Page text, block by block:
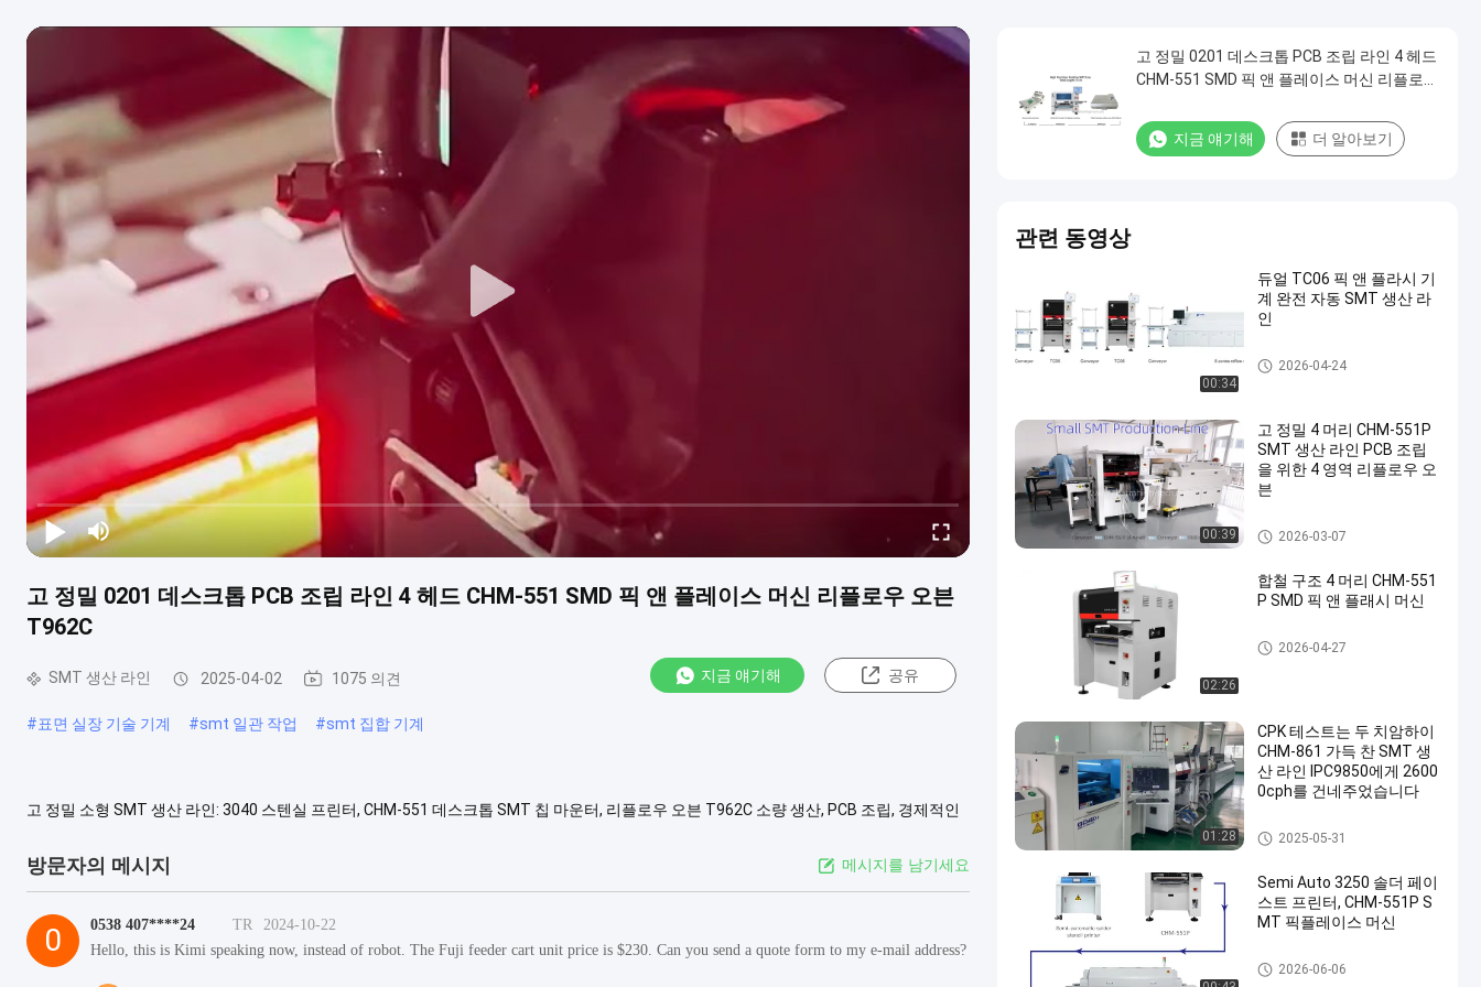
고 정밀 0201 데스크톱 PCB 조립 라인 4 헤드 CHM-551 SMD 픽 앤 플레이스 머신 리플로우 오븐
T962C
SMT 생산 라인 2025-04-02 1075 의견 지금 얘기해 공유
#표면 실장 기술 기계 #smt 일관 작업 #smt 집합 기계
고 정밀 소형 SMT 생산 라인: 3040 스텐실 프린터, CHM-551 데스크톱 SMT 칩 마운터, 리플로우 오븐 T962C 소량 생산, PCB 조립, 경제적인
사용 설명서 GW: ....
더 보기
방문자의 메시지 메시지를 남기세요
0 0538 407****24 TR
2024-10-22
Hello, this is Kimi speaking now, instead of robot. The Fuji feeder cart unit price is $230. Can you send a quote form to my e-mail address?
고 정밀 0201 데스크톱 PCB 조립 라인 4 헤드
CHM-551 SMD 픽 앤 플레이스 머신 리플로우
지금 얘기해 더 알아보기
관련 동영상
00:34
듀얼 TC06 픽 앤 플라시 기
계 완전 자동 SMT 생산 라
인
SMT 생산 라인
2026-04-24
00:39
고 정밀 4 머리 CHM-551P
SMT 생산 라인 PCB 조립
을 위한 4 영역 리플로우 오
븐
SMT 생산 라인
2026-03-07
02:26
합철 구조 4 머리 CHM-551
P SMD 픽 앤 플래시 머신
SMT 후비는 물건과 장소 기계
2026-04-27
01:28
CPK 테스트는 두 치암하이
CHM-861 가득 찬 SMT 생
산 라인 IPC9850에게 2600
0cph를 건네주었습니다
SMT 생산 라인
2025-05-31
Semi Auto 3250 솔더 페이
스트 프린터, CHM-551P S
MT 픽플레이스 머신
SMT 생산 라인
2026-06-06